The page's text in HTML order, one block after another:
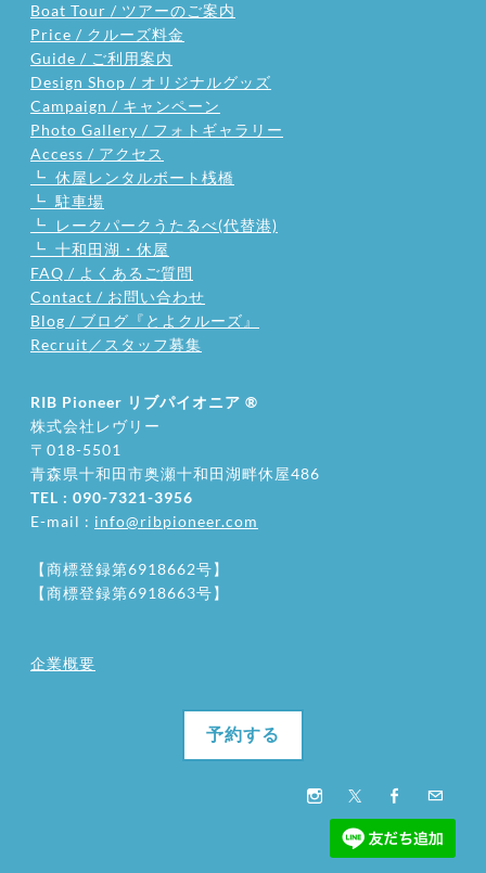
Boat Tour / ツアーのご案内
Price / クルーズ料金
Guide / ご利用案内
Design Shop / オリジナルグッズ
Campaign / キャンペーン
Photo Gallery / フォトギャラリー
Access / アクセス
┗ 休屋レンタルボート桟橋
┗ 駐車場
┗ レークパークうたるべ(代替港)
┗ 十和田湖・休屋
FAQ / よくあるご質問
Contact / お問い合わせ
Blog / ブログ『とよクルーズ』
Recruit／スタッフ募集
RIB Pioneer リブパイオニア ®
株式会社レヴリー
〒018-5501
​青森県十和田市奥瀬十和田湖畔休屋486
TEL : 090-7321-3956
E-mail : info@ribpioneer.com
【商標登録第6918662号】
【商標登録第6918663号】
企業概要
予約する